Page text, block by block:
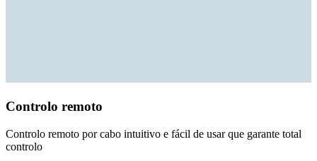
Controlo remoto
Controlo remoto por cabo intuitivo e fácil de usar que garante total
controlo